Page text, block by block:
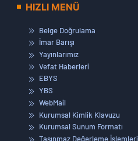
HIZLI MENÜ
Belge Doğrulama
İmar Barışı
Yayınlarımız
Vefat Haberleri
EBYS
YBS
WebMail
Kurumsal Kimlik Klavuzu
Kurumsal Sunum Formatı
Taşınmaz Değerleme İşlemleri